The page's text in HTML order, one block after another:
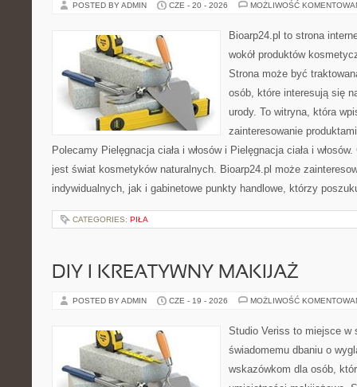
POSTED BY ADMIN CZE - 20 - 2026 MOŻLIWOŚĆ
Bioarp24.pl to strona
wokół produktów
Strona może być
osób, które interesują się
urody. To witryna, która
zainteresowanie
Polecamy Pielęgnacja ciała i włosów i Pielęgnacja ciała i
jest świat kosmetyków naturalnych. Bioarp24.pl może
indywidualnych, jak i gabinetowe punkty handlowe, którzy
CATEGORIES: PIŁA
DIY I KREATYWNY MAKIJAŻ
POSTED BY ADMIN CZE - 19 - 2026 MOŻLIWOŚĆ
Studio Veriss to miejsce w
świadomemu dbaniu o
wskazówkom dla osób,